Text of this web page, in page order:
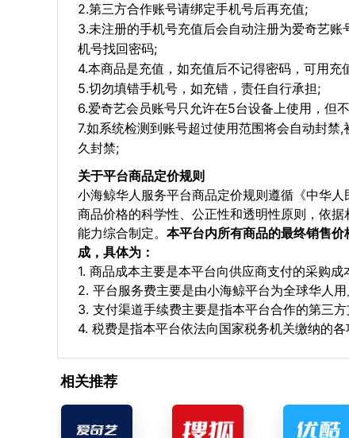
2.第三方合作账号请绑定手机号后再充值;
3.未注册的手机号充值后会自动注册为爱奇艺
机号找回密码;
4.本商品是充值，如充值后不记得密码，可用
5.切勿填错手机号，如充错，责任自行承担;
6.爱奇艺会员账号只允许在5台设备上使用，但
7.如系统检测到账号超过使用范围将会自动封
久封禁;
关于平台商品定价规则
小海鲸华人服务平台商品定价规则遵循《中华
商品价格的科学性、公正性和透明性原则，依
能力综合制定。 本平台内所有商品的最终销售
成，具体为：
1. 商品成本主要是本平台向供应商支付的采购成
2. 平台服务费主要是由小海鲸平台为全球华人
3. 支付渠道手续费主要是指本平台合作的第三
4. 税费是指本平台依法向国家税务机关缴纳的各
相关推荐